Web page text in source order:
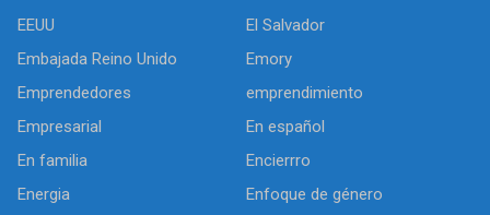
EEUU
El Salvador
Embajada Reino Unido
Emory
Emprendedores
emprendimiento
Empresarial
En español
En familia
Encierrro
Energia
Enfoque de género